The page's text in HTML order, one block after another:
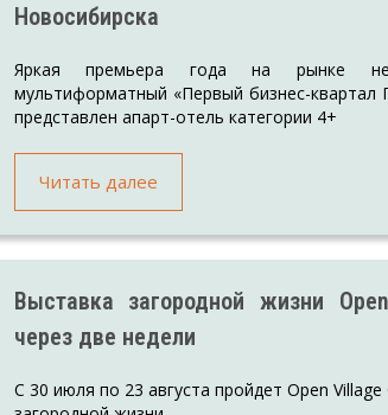
Новосибирска
Яркая премьера года на рынке
мультиформатный «Первый бизнес-квартал
представлен апарт-отель категории 4+
Читать далее
Выставка загородной жизни
через две недели
С 30 июля по 23 августа пройдет Open